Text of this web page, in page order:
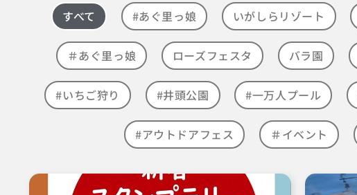
すべて #あぐ里っ娘 いがしらリゾート
＃あぐ里っ娘 ローズフェスタ バラ園
#いちご狩り #井頭公園 #一万人プール
#アウトドアフェス ＃イベント